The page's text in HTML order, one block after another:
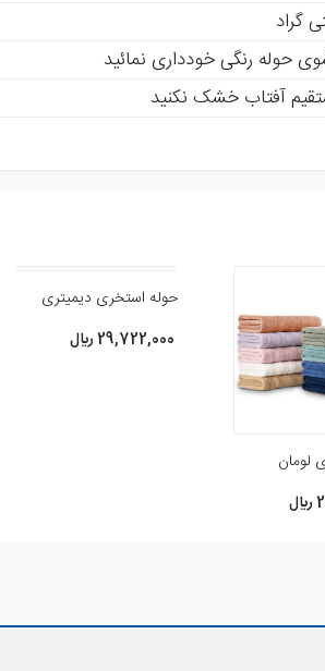
حوله رنگی خودداری نمائید
آفتاب خشک نکنید
بهبود محصولات یاری رسانید .
لومان
حوله استخری دیمیتری
29,722,000 ريال